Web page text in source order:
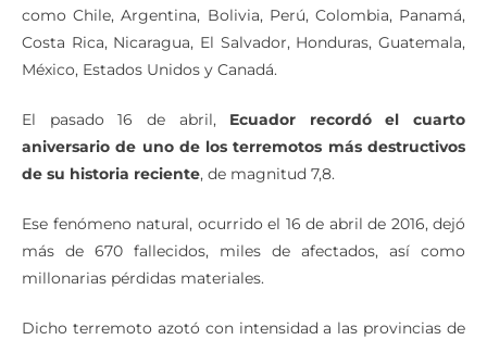
como Chile, Argentina, Bolivia, Perú, Colombia, Panamá,
Costa Rica, Nicaragua, El Salvador, Honduras, Guatemala,
México, Estados Unidos y Canadá.
El pasado 16 de abril, Ecuador recordó el cuarto
aniversario de uno de los terremotos más destructivos
de su historia reciente, de magnitud 7,8.
Ese fenómeno natural, ocurrido el 16 de abril de 2016, dejó
más de 670 fallecidos, miles de afectados, así como
millonarias pérdidas materiales.
Dicho terremoto azotó con intensidad a las provincias de